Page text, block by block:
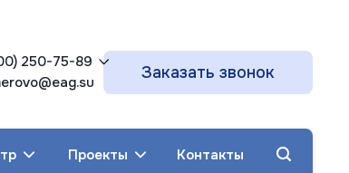
250-75-89
Заказать звонок
Проекты Контакты